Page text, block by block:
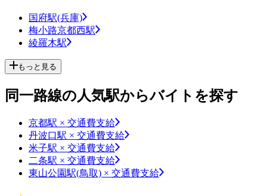
国府駅(兵庫)
梅小路京都西駅
綾羅木駅
もっと見る
同一路線の人気駅からバイトを探す
京都駅 × 交通費支給
丹波口駅 × 交通費支給
米子駅 × 交通費支給
二条駅 × 交通費支給
東山公園駅(鳥取) × 交通費支給